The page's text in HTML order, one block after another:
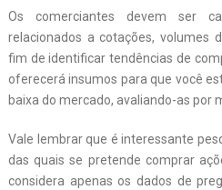
Os comerciantes devem ser
relacionados a cotações, volumes
fim de identificar tendências de
oferecerá insumos para que você
baixa do mercado, avaliando-as por
Vale lembrar que é interessante
das quais se pretende comprar
considera apenas os dados de